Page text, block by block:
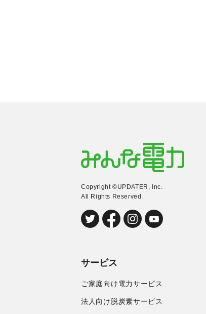
Copyright ©UPDATER, Inc.
All Rights Reserved.
サービス
ご家庭向け電力サービス
法人向け脱炭素サービス